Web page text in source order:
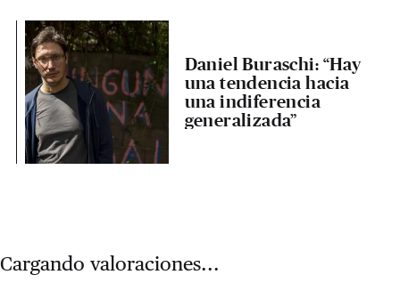
Daniel Buraschi: “Hay
una tendencia hacia
una indiferencia
generalizada”
Cargando valoraciones...